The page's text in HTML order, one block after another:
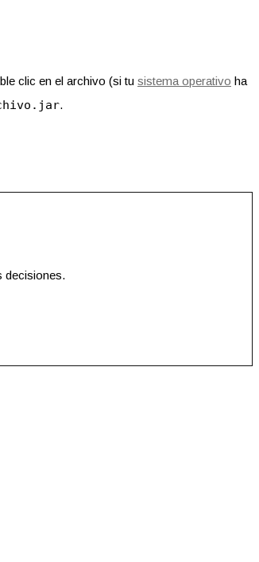
clic en el archivo (si tu sistema operativo ha
.
decisiones.